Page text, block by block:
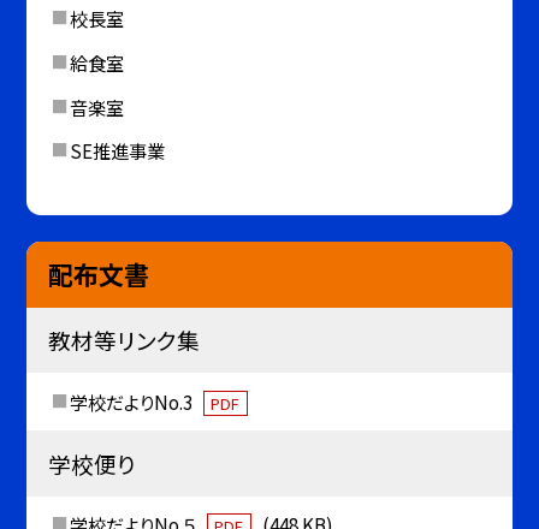
校長室
給食室
音楽室
SE推進事業
配布文書
教材等リンク集
学校だよりNo.3 PDF
学校便り